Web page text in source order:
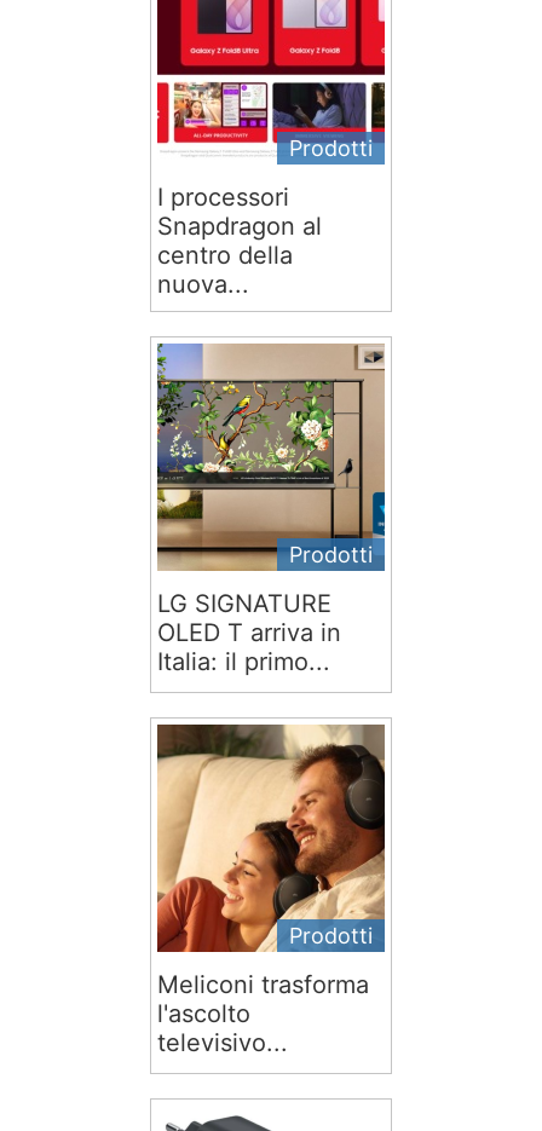
Prodotti
I processori
Snapdragon al
centro della
nuova...
Prodotti
LG SIGNATURE
OLED T arriva in
Italia: il primo...
Prodotti
Meliconi trasforma
l'ascolto
televisivo...